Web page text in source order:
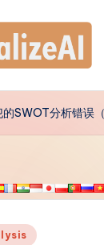
SWOT分析错误